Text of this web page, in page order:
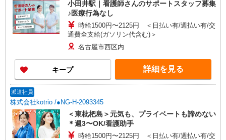
小田井駅｜看護師さんのサポートスタッフ募集
♪医療行為なし
時給1500円〜2125円 ＜日払い有/週払い有/交
通費全支給(ガソリン代含む)＞
名古屋市西区内
キープ 詳細を見る
派遣社員
株式会社kotrio /●NG-H-2093345
＜東枇杷島＞元気も、プライベートも諦めない
＊週3〜OK/看護助手
時給1500円〜2125円 ＜日払い有/週払い有/交